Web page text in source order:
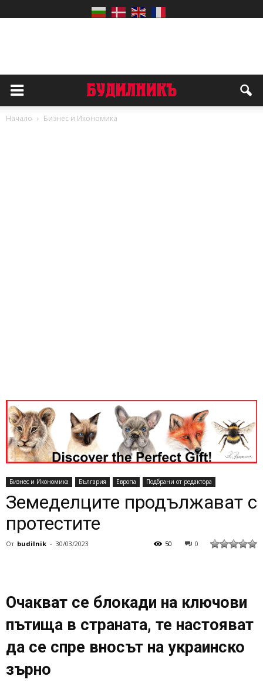
Начало Бизнес и Икономика
Бизнес и Икономика България Европа Подбрани от редактора
Земеделците продължават с
протестите
От budilnik - 30/03/2023 0
50
Очакват се блокади на ключови
пътища в страната, те настояват
да се спре вносът на украинско
зърно